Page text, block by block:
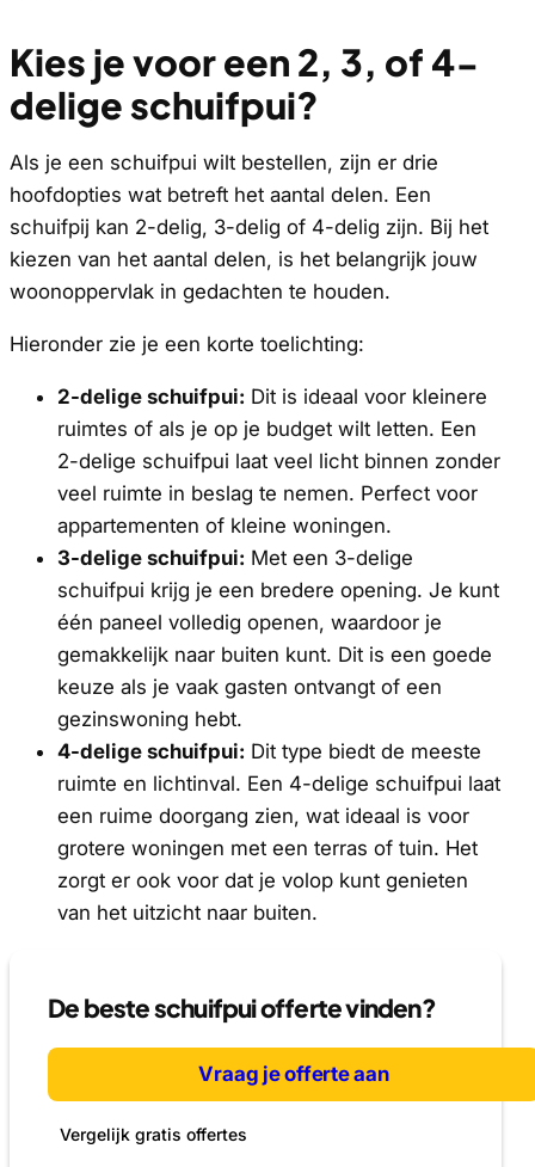
Kies je voor een 2, 3, of 4-
delige schuifpui?
Als je een schuifpui wilt bestellen, zijn er drie
hoofdopties wat betreft het aantal delen. Een
schuifpij kan 2-delig, 3-delig of 4-delig zijn. Bij het
kiezen van het aantal delen, is het belangrijk jouw
woonoppervlak in gedachten te houden.
Hieronder zie je een korte toelichting:
2-delige schuifpui: Dit is ideaal voor kleinere
ruimtes of als je op je budget wilt letten. Een
2-delige schuifpui laat veel licht binnen zonder
veel ruimte in beslag te nemen. Perfect voor
appartementen of kleine woningen.
3-delige schuifpui: Met een 3-delige
schuifpui krijg je een bredere opening. Je kunt
één paneel volledig openen, waardoor je
gemakkelijk naar buiten kunt. Dit is een goede
keuze als je vaak gasten ontvangt of een
gezinswoning hebt.
4-delige schuifpui: Dit type biedt de meeste
ruimte en lichtinval. Een 4-delige schuifpui laat
een ruime doorgang zien, wat ideaal is voor
grotere woningen met een terras of tuin. Het
zorgt er ook voor dat je volop kunt genieten
van het uitzicht naar buiten.
De beste schuifpui offerte vinden?
Vraag je offerte aan
Vergelijk gratis offertes